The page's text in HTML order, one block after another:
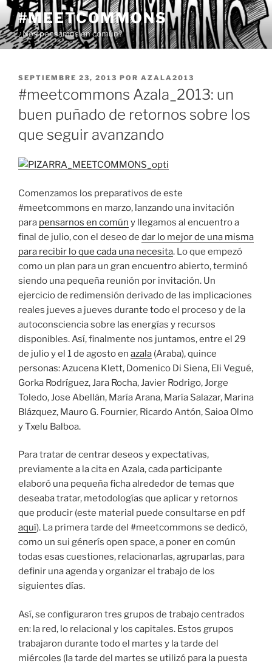
Saltar
contenido
#MEETCOMMONS
¿Nos pensamos en común?
PUBLICADO
EL
SEPTIEMBRE 23, 2013 POR AZALA2013
#meetcommons Azala_2013: un
buen puñado de retornos sobre los
que seguir avanzando
Comenzamos los preparativos de este
#meetcommons en marzo, lanzando una invitación
para pensarnos en común y llegamos al encuentro a
final de julio, con el deseo de dar lo mejor de una misma
para recibir lo que cada una necesita. Lo que empezó
como un plan para un gran encuentro abierto, terminó
siendo una pequeña reunión por invitación. Un
ejercicio de redimensión derivado de las implicaciones
reales jueves a jueves durante todo el proceso y de la
autoconsciencia sobre las energías y recursos
disponibles. Así, finalmente nos juntamos, entre el 29
de julio y el 1 de agosto en azala (Araba), quince
personas: Azucena Klett, Domenico Di Siena, Eli Vegué,
Gorka Rodríguez, Jara Rocha, Javier Rodrigo, Jorge
Toledo, Jose Abellán, María Arana, María Salazar, Marina
Blázquez, Mauro G. Fournier, Ricardo Antón, Saioa Olmo
y Txelu Balboa.
Para tratar de centrar deseos y expectativas,
previamente a la cita en Azala, cada participante
elaboró una pequeña ficha alrededor de temas que
deseaba tratar, metodologías que aplicar y retornos
que producir (este material puede consultarse en pdf
aquí). La primera tarde del #meetcommons se dedicó,
como un sui génerís open space, a poner en común
todas esas cuestiones, relacionarlas, agruparlas, para
definir una agenda y organizar el trabajo de los
siguientes días.
Así, se configuraron tres grupos de trabajo centrados
en: la red, lo relacional y los capitales. Estos grupos
trabajaron durante todo el martes y la tarde del
miércoles (la tarde del martes se utilizó para la puesta